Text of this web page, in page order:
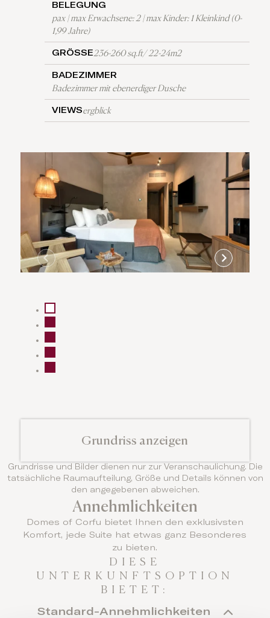
BELEGUNG
pax | max Erwachsene: 2 | max Kinder: 1 Kleinkind (0-
1,99 Jahre)
GRÖSSE236-260 sq.ft/ 22-24m2
BADEZIMMER
Badezimmer mit ebenerdiger Dusche
VIEWSergblick
Grundriss anzeigen
Grundrisse und Bilder dienen nur zur Veranschaulichung. Die
tatsächliche Raumaufteilung, Größe und Details können von
den angegebenen abweichen.
Annehmlichkeiten
Domes of Corfu bietet Ihnen den exklusivsten
Komfort, jede Suite hat etwas ganz Besonderes
zu bieten.
DIESE
UNTERKUNFTSOPTION
BIETET:
Standard-Annehmlichkeiten